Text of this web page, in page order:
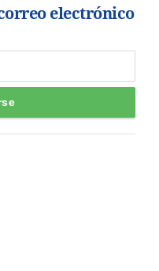
electrónico